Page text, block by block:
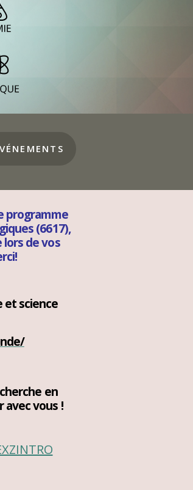
programme
(6617),
de vos
et science
en
avec vous !